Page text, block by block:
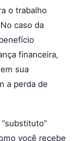
o trabalho
caso da
financeira,
sua
a perda de
você recebe